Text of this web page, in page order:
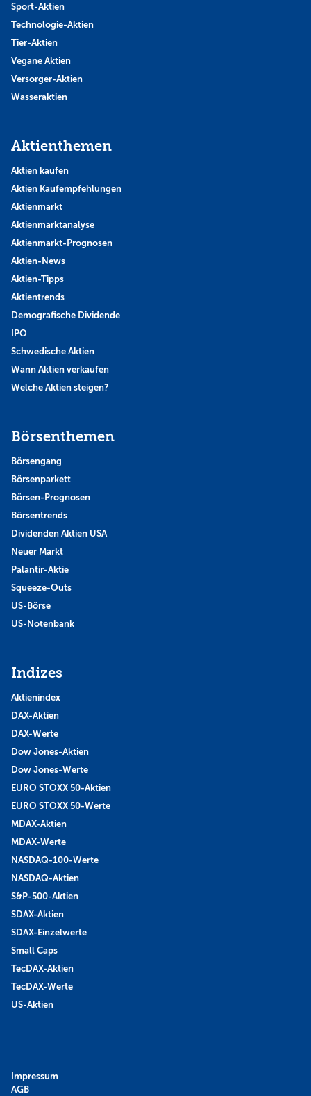
Sport-Aktien
Technologie-Aktien
Tier-Aktien
Vegane Aktien
Versorger-Aktien
Wasseraktien
Aktienthemen
Aktien kaufen
Aktien Kaufempfehlungen
Aktienmarkt
Aktienmarktanalyse
Aktienmarkt-Prognosen
Aktien-News
Aktien-Tipps
Aktientrends
Demografische Dividende
IPO
Schwedische Aktien
Wann Aktien verkaufen
Welche Aktien steigen?
Börsenthemen
Börsengang
Börsenparkett
Börsen-Prognosen
Börsentrends
Dividenden Aktien USA
Neuer Markt
Palantir-Aktie
Squeeze-Outs
US-Börse
US-Notenbank
Indizes
Aktienindex
DAX-Aktien
DAX-Werte
Dow Jones-Aktien
Dow Jones-Werte
EURO STOXX 50-Aktien
EURO STOXX 50-Werte
MDAX-Aktien
MDAX-Werte
NASDAQ-100-Werte
NASDAQ-Aktien
S&P-500-Aktien
SDAX-Aktien
SDAX-Einzelwerte
Small Caps
TecDAX-Aktien
TecDAX-Werte
US-Aktien
Impressum
AGB